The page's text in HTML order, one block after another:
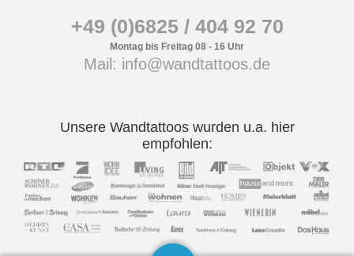
+49 (0)6825 / 404 92 70
Montag bis Freitag 08 - 16 Uhr
Mail: info@wandtattoos.de
Unsere Wandtattoos wurden u.a. hier
empfohlen: